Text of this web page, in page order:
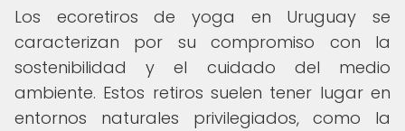
Los ecoretiros de yoga en Uruguay se
caracterizan por su compromiso con la
sostenibilidad y el cuidado del medio
ambiente. Estos retiros suelen tener lugar en
entornos naturales privilegiados, como la